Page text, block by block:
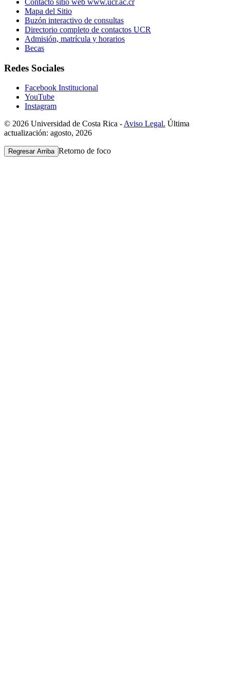
Mapa del Sitio
Buzón interactivo de consultas
Directorio completo de contactos UCR
Admisión, matrícula y horarios
Becas
Redes Sociales
Facebook Institucional
YouTube
Instagram
© 2026 Universidad de Costa Rica - Aviso Legal. Última
actualización: agosto, 2026
Regresar Arriba Retorno de foco